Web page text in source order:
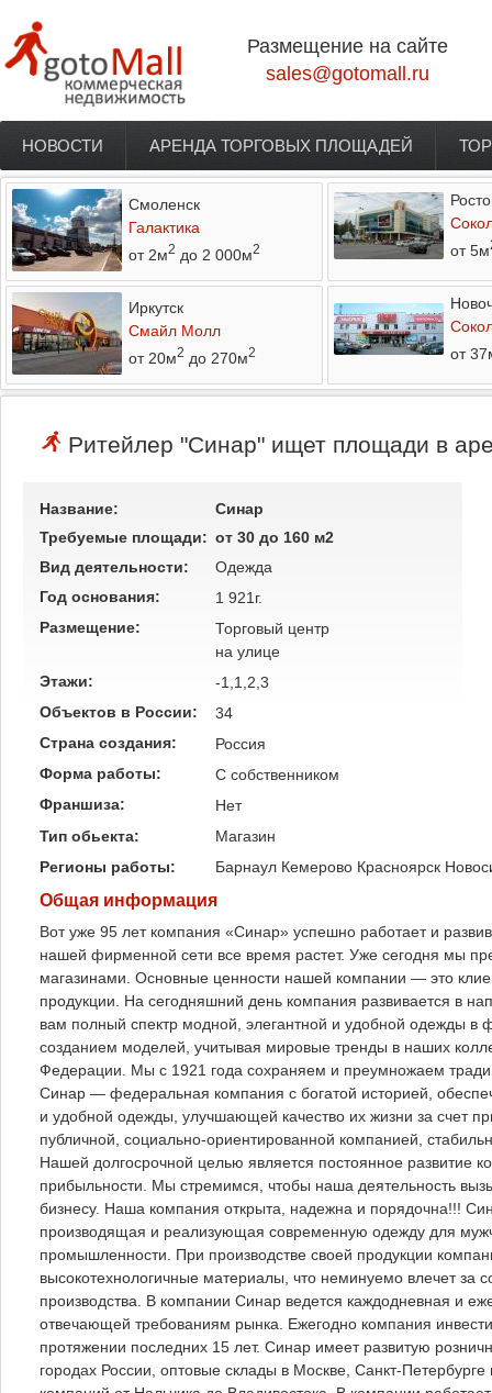
Размещение на сайте
sales@gotomall.ru
Главное меню
НОВОСТИ АРЕНДА ТОРГОВЫХ ПЛОЩАДЕЙ
Смоленск
Галактика
от 2м2 до 2 000м2
от 5м
Иркутск
Смайл Молл
от 20м2 до 270м2
от
Ритейлер "Синар" ищет площади в
Название:
Синар
Требуемые площади: от 30 до 160 м2
Вид деятельности:
Одежда
Год основания:
1 921г.
Размещение:
Торговый центр
на улице
Этажи:
-1,1,2,3
Объектов в России:
34
Страна создания:
Россия
Форма работы:
C собственником
Франшиза:
Нет
Тип обьекта:
Магазин
Регионы работы:
Барнаул Кемерово Красноярск
Общая информация
Вот уже 95 лет компания «Синар» успешно работает и
нашей фирменной сети все время растет. Уже сегодня мы
магазинами. Основные ценности нашей компании — это
продукции. На сегодняшний день компания развивается в
вам полный спектр модной, элегантной и удобной одежды
созданием моделей, учитывая мировые тренды в наших
Федерации. Мы с 1921 года сохраняем и преумножаем
Синар — федеральная компания с богатой историей,
и удобной одежды, улучшающей качество их жизни за счет
публичной, социально-ориентированной компанией,
Нашей долгосрочной целью является постоянное развитие
прибыльности. Мы стремимся, чтобы наша деятельность
бизнесу. Наша компания открыта, надежна и порядочна!!!
производящая и реализующая современную одежду для
промышленности. При производстве своей продукции
высокотехнологичные материалы, что неминуемо влечет за
производства. В компании Синар ведется каждодневная и
отвечающей требованиям рынка. Ежегодно компания
протяжении последних 15 лет. Синар имеет развитую
городах России, оптовые склады в Москве, Санкт-